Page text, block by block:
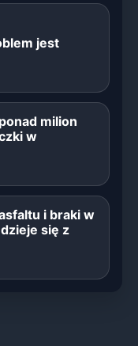
jest
milion
w
i braki w
się z